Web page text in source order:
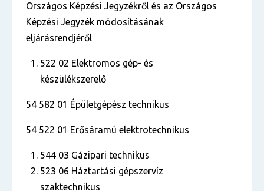
Országos Képzési Jegyzékről és az Országos
Képzési Jegyzék módosításának
eljárásrendjéről
522 02 Elektromos gép- és
készülékszerelő
54 582 01 Épületgépész technikus
54 522 01 Erősáramú elektrotechnikus
544 03 Gázipari technikus
523 06 Háztartási gépszervíz
szaktechnikus